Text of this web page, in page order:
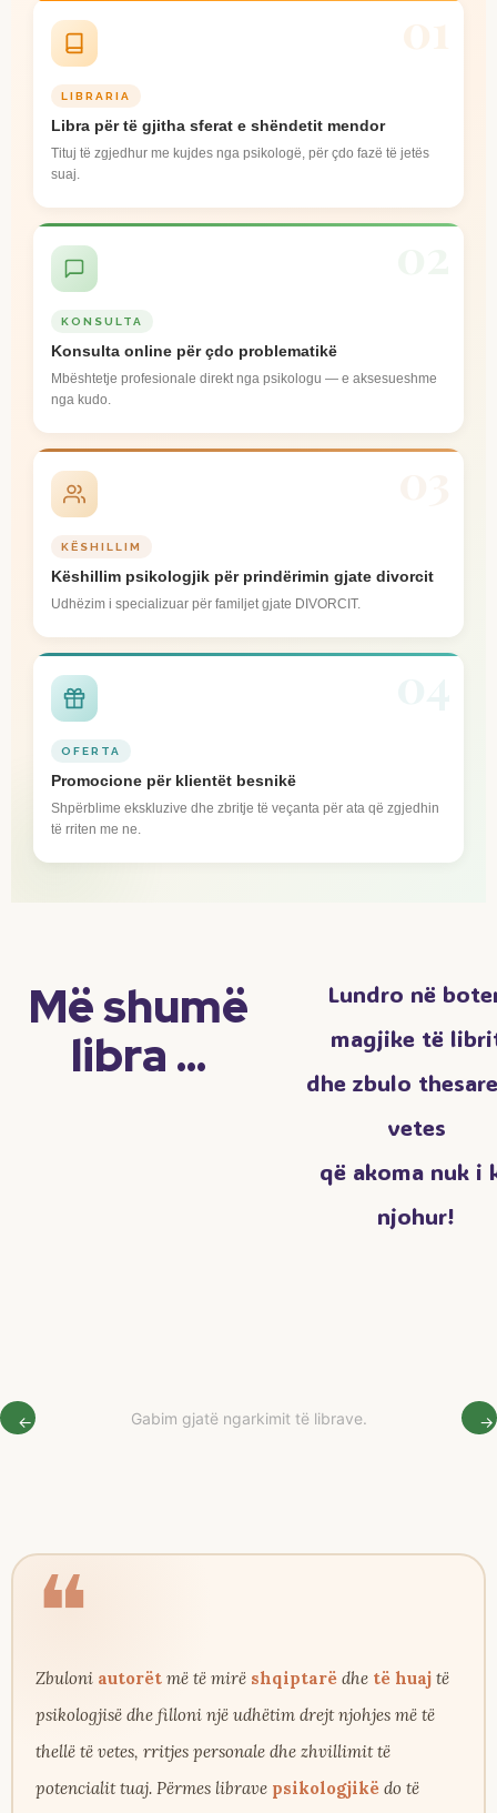
LIBRARIA
Libra për të gjitha sferat e shëndetit mendor
Tituj të zgjedhur me kujdes nga psikologë, për çdo fazë të jetës
suaj.
KONSULTA
Konsulta online për çdo problematikë
Mbështetje profesionale direkt nga psikologu — e aksesueshme
nga kudo.
KËSHILLIM
Këshillim psikologjik për prindërimin gjate divorcit
Udhëzim i specializuar për familjet gjate DIVORCIT.
OFERTA
Promocione për klientët besnikë
Shpërblime ekskluzive dhe zbritje të veçanta për ata që zgjedhin
të rriten me ne.
Më shumë
libra ...
Lundro në
magjike të
dhe zbulo
vetes
që akoma nuk i
njohur!
← Gabim gjatë ngarkimit të librave. →
❝
Zbuloni autorëtmë të mirë shqiptarëdhe të huajtë
psikologjisë dhe filloni një udhëtim drejt njohjes më të
thellë të vetes, rritjes personale dhe zhvillimit të
potencialit tuaj. Përmes librave psikologjikëdo të